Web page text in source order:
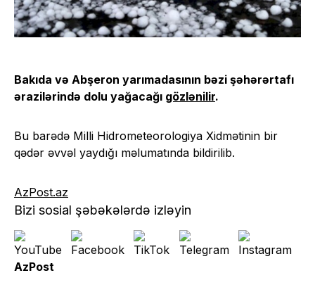
Bakıda və Abşeron yarımadasının bəzi şəhərərtafı
ərazilərində dolu yağacağı gözlənilir.
Bu barədə Milli Hidrometeorologiya Xidmətinin bir
qədər əvvəl yaydığı məlumatında bildirilib.
AzPost.az
Bizi sosial şəbəkələrdə izləyin
AzPost